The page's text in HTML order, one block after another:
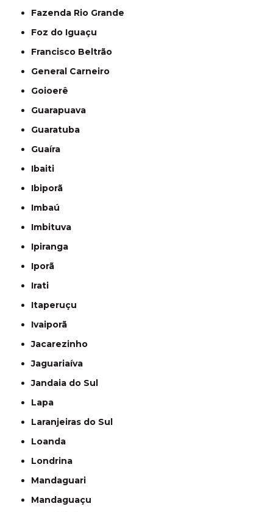
Fazenda Rio Grande
Foz do Iguaçu
Francisco Beltrão
General Carneiro
Goioerê
Guarapuava
Guaratuba
Guaíra
Ibaiti
Ibiporã
Imbaú
Imbituva
Ipiranga
Iporã
Irati
Itaperuçu
Ivaiporã
Jacarezinho
Jaguariaíva
Jandaia do Sul
Lapa
Laranjeiras do Sul
Loanda
Londrina
Mandaguari
Mandaguaçu